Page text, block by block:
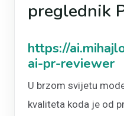
preglednik
https://
ai-pr-reviewer
U brzom svijetu
kvaliteta koda je od